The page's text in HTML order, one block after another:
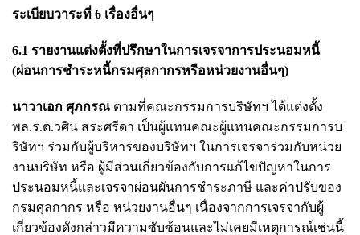
ระเบียบวาระที่ 6 เรื่องอื่นๆ
6.1 รายงานแต่งตั้งที่ปรึกษาในการเจรจาการประนอมหนี้
(ผ่อนการชำระหนี้กรมศุลกากรหรือหน่วยงานอื่นๆ)
นาวาเอก ศุภกรณ ตามที่คณะกรรมการบริษัทฯ ได้แต่งตั้ง
พล.ร.ต.วศิน สระศรีดา เป็นผู้แทนคณะผู้แทนคณะกรรมการบ
ริษัทฯ ร่วมกับผู้บริหารของบริษัทฯ ในการเจรจาร่วมกับหน่วย
งานบริษัท หรือ ผู้มีส่วนเกี่ยวข้องกับการแก้ไขปัญหาในการ
ประนอมหนี้และเจรจาผ่อนผันการชำระภาษี และค่าปรับของ
กรมศุลกากร หรือ หน่วยงานอื่นๆ เนื่องจากการเจรจากับผู้
เกี่ยวข้องดังกล่าวมีความซับซ้อนและไม่เคยมีเหตุการณ์เช่นนี้